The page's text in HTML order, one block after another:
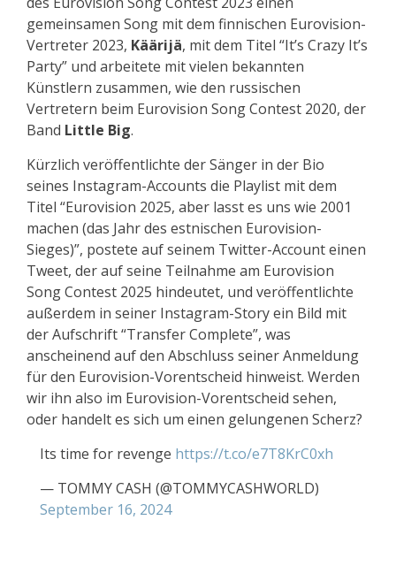
gemeinsamen Song mit dem finnischen Eurovision-
Vertreter 2023, Käärijä, mit dem Titel “It’s Crazy It’s
Party” und arbeitete mit vielen bekannten
Künstlern zusammen, wie den russischen
Vertretern beim Eurovision Song Contest 2020, der
Band Little Big.
Kürzlich veröffentlichte der Sänger in der Bio
seines Instagram-Accounts die Playlist mit dem
Titel “Eurovision 2025, aber lasst es uns wie 2001
machen (das Jahr des estnischen Eurovision-
Sieges)”, postete auf seinem Twitter-Account einen
Tweet, der auf seine Teilnahme am Eurovision
Song Contest 2025 hindeutet, und veröffentlichte
außerdem in seiner Instagram-Story ein Bild mit
der Aufschrift “Transfer Complete”, was
anscheinend auf den Abschluss seiner Anmeldung
für den Eurovision-Vorentscheid hinweist. Werden
wir ihn also im Eurovision-Vorentscheid sehen,
oder handelt es sich um einen gelungenen Scherz?
Its time for revenge https://t.co/e7T8KrC0xh
— TOMMY CASH (@TOMMYCASHWORLD)
September 16, 2024